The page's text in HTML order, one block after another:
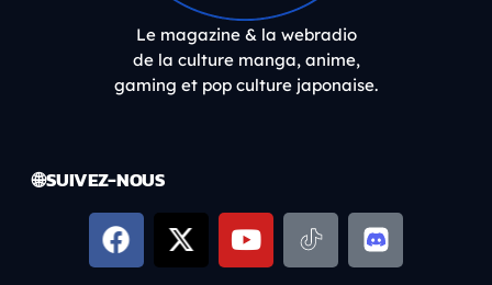
Le magazine & la webradio
de la culture manga, anime,
gaming et pop culture japonaise.
🌐 SUIVEZ-NOUS